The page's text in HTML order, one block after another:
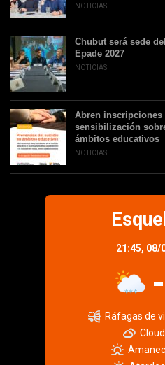
NOTICIAS
Chubut será sede
Epade 2027
NOTICIAS
Abren inscripciones
sensibilización
ámbitos educativos
NOTICIAS
21:45, 08/
Ráfagas de